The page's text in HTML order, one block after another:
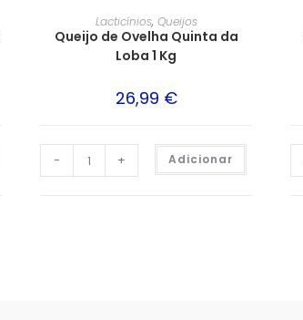
Lacticínios, Queijos
Queijo de Ovelha Quinta da
Loba 1 Kg
26,99 €
- + Adicionar